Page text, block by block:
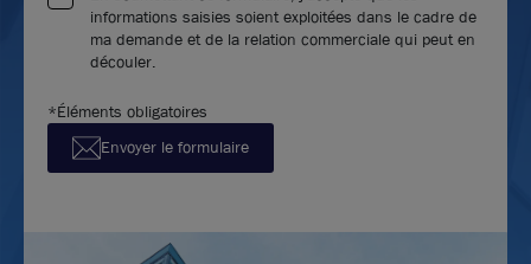
informations saisies soient exploitées dans le cadre de
ma demande et de la relation commerciale qui peut en
découler.
*Éléments obligatoires
Envoyer le formulaire